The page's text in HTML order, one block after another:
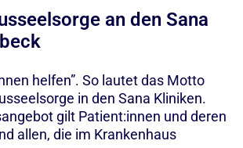
an den Sana
helfen”. So lautet das Motto
in den Sana Kliniken.
gilt Patient:innen und deren
allen, die im Krankenhaus